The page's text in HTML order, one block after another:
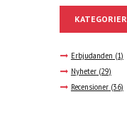
KATEGORIER
Erbjudanden (1)
Nyheter(29)
Recensioner(36)